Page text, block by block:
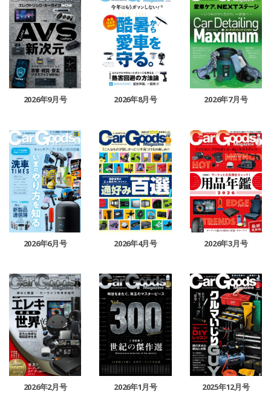
2026年9月号 2026年8月号 2026年7月号
2026年6月号 2026年4月号 2026年3月号
2026年2月号 2026年1月号 2025年12月号